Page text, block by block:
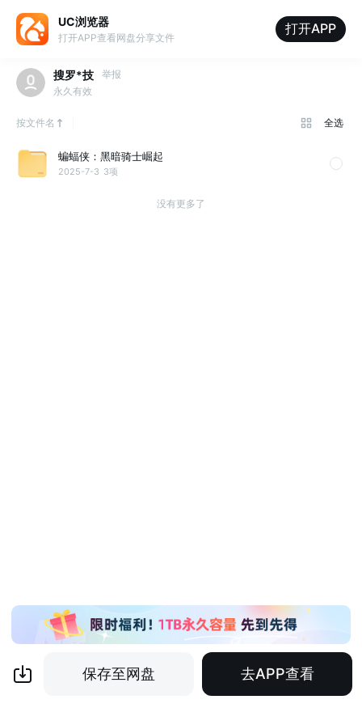
UC浏览器
打开APP查看网盘分享文件
打开APP
搜罗*技
举报
永久有效
按文件名 全选
蝙蝠侠：黑暗骑士崛起
2025-7-3 3项
没有更多了
保存至网盘 去APP查看